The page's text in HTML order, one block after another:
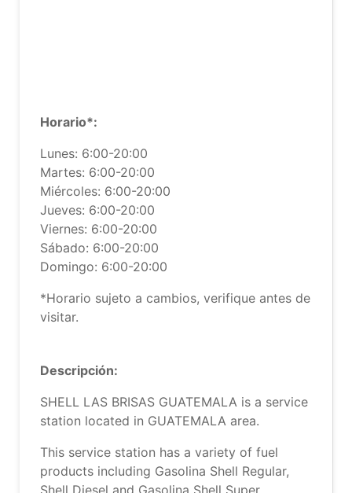
Horario*:
Lunes: 6:00-20:00
Martes: 6:00-20:00
Miércoles: 6:00-20:00
Jueves: 6:00-20:00
Viernes: 6:00-20:00
Sábado: 6:00-20:00
Domingo: 6:00-20:00
*Horario sujeto a cambios, verifique antes de
visitar.
Descripción:
SHELL LAS BRISAS GUATEMALA is a service
station located in GUATEMALA area.
This service station has a variety of fuel
products including Gasolina Shell Regular,
Shell Diesel and Gasolina Shell Super.